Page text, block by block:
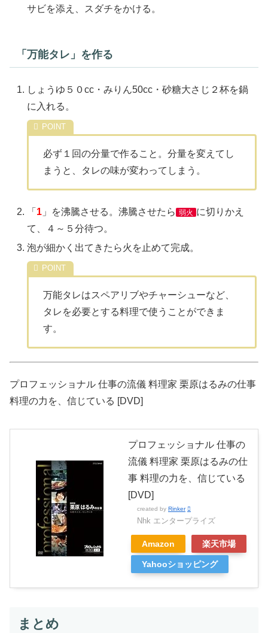
サビを添え、スダチをかける。
「万能タレ」を作る
しょうゆ５０cc・みりん50cc・砂糖大さじ２杯を鍋
に入れる。
必ず１回の分量で作ること。分量を変えてし
まうと、タレの味が変わってしまう。
「 1 」を沸騰させる。沸騰させたら 弱火 に切りかえ
て、４～５分待つ。
泡が細かく出てきたら火を止めて完成。
万能タレはスペアリブやチャーシューなど、
タレを必要とする料理で使うことができま
す。
プロフェッショナル 仕事の流儀 料理家 栗原はるみの仕事
料理の力を、信じている [DVD]
プロフェッショナル 仕事の
流儀 料理家 栗原はるみの仕
事 料理の力を、信じている
[DVD]
created by Rinker
Nhk エンタープライズ
Amazon 楽天市場
Yahooショッピング
まとめ